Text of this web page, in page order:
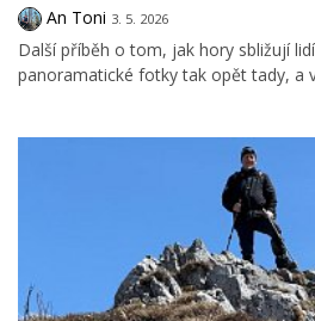
An Toni 3. 5. 2026
Další příběh o tom, jak hory sbližují
panoramatické fotky tak opět tady, a